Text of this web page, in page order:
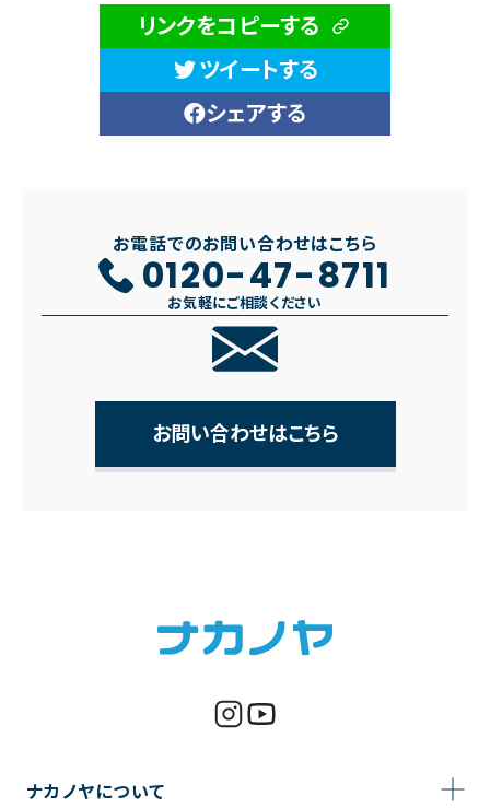
リンクをコピーする
ツイートする
シェアする
お電話でのお問い合わせはこちら
0120-47-8711
お気軽にご相談ください
お問い合わせはこちら
ナカノヤについて